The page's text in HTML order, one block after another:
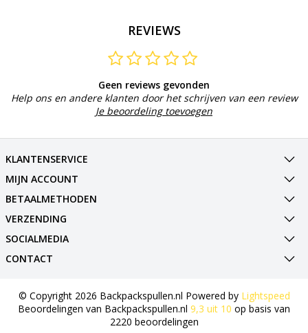
REVIEWS
Geen reviews gevonden
Help ons en andere klanten door het schrijven van een review
Je beoordeling toevoegen
KLANTENSERVICE
MIJN ACCOUNT
BETAALMETHODEN
VERZENDING
SOCIALMEDIA
CONTACT
© Copyright 2026 Backpackspullen.nl Powered by Lightspeed
Beoordelingen van Backpackspullen.nl 9,3 uit 10 op basis van
2220 beoordelingen